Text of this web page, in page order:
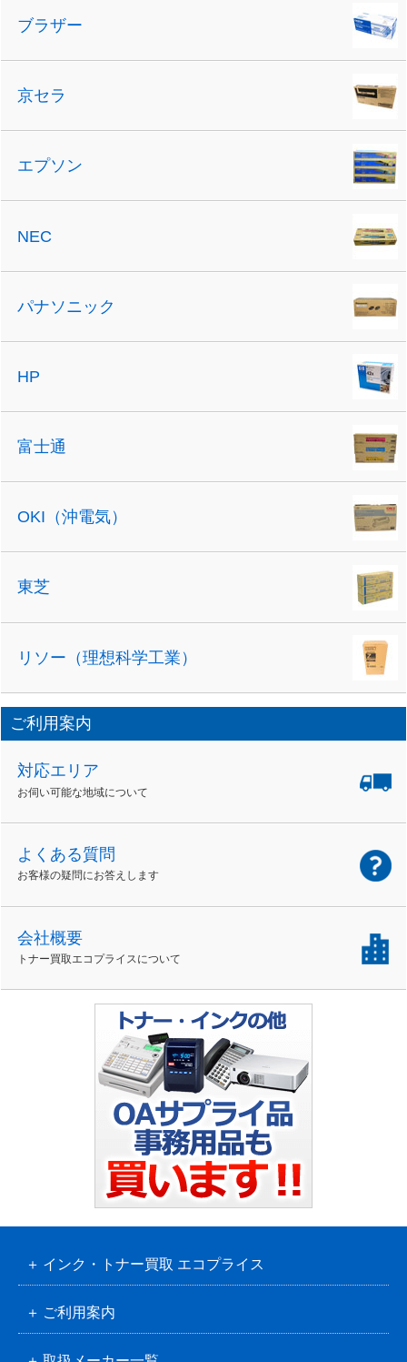
ブラザー
京セラ
エプソン
NEC
パナソニック
HP
富士通
OKI（沖電気）
東芝
リソー（理想科学工業）
ご利用案内
対応エリア
お伺い可能な地域について
よくある質問
お客様の疑問にお答えします
会社概要
トナー買取エコプライスについて
インク・トナー買取 エコプライス
ご利用案内